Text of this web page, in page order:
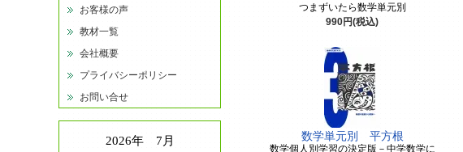
お客様の声
教材一覧
会社概要
プライバシーポリシー
お問い合せ
2026年 7月
つまずいたら数学単元別
990円(税込)
数学単元別 平方根
数学個人別学習の決定版－中学数学に